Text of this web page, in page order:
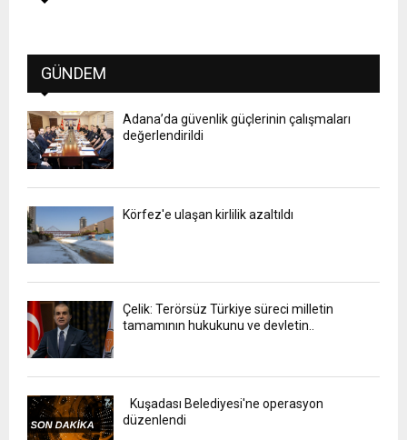
GÜNDEM
Adana’da güvenlik güçlerinin çalışmaları
değerlendirildi
Körfez'e ulaşan kirlilik azaltıldı
Çelik: Terörsüz Türkiye süreci milletin
tamamının hukukunu ve devletin..
Kuşadası Belediyesi'ne operasyon
düzenlendi